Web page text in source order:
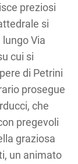
preziosi
si
Via
cui si
di Petrini
prosegue
che
pregevoli
graziosa
un animato